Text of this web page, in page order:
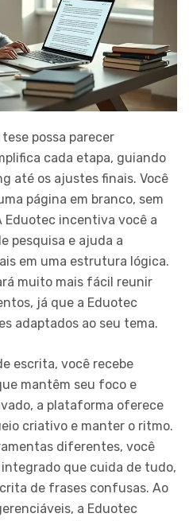
possa parecer
cada etapa, guiando
até os ajustes finais. Você
página em branco, sem
Eduotec incentiva você a
pesquisa e ajuda a
em uma estrutura lógica.
muito mais fácil reunir
já que a Eduotec
adaptados ao seu tema.
escrita, você recebe
mantêm seu foco e
a plataforma oferece
criativo e manter o ritmo.
diferentes, você
que cuida de tudo,
de frases confusas. Ao
a Eduotec